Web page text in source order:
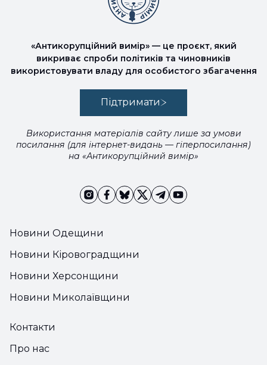
Новини Одещини
Новини Кіровоградщини
Новини Херсонщини
Новини Миколаївщини
«Антикорупційний вимір» — це проєкт, який
викриває спроби політиків та чиновників
використовувати владу для особистого збагачення
Підтримати
Використання матеріалів сайту лише за умови
посилання (для інтернет-видань — гіперпосилання)
на «Антикорупційний вимір»
Контакти
Про нас